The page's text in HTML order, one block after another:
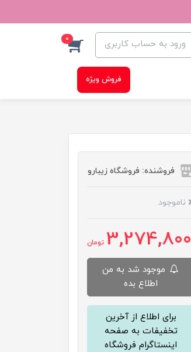
ورود به حساب کاربری 0
فروش ویژه
فروشنده: فروشگاه زیبارو
ناموجود
3,274,800 تومان
موجود شد به من
اطلاع بده
برای اطلاع از آخرین
تخفیفات به صفحه
اینستاگرام فروشگاه